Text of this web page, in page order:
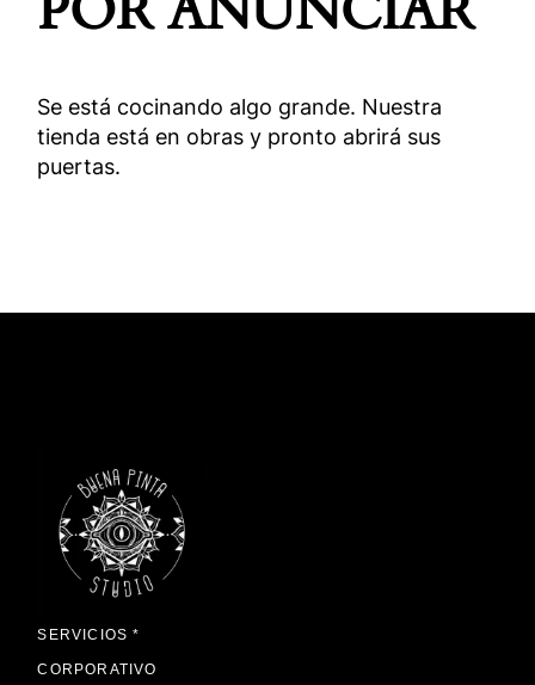
Se está cocinando algo grande. Nuestra
tienda está en obras y pronto abrirá sus
puertas.
SERVICIOS *
CORPORATIVO